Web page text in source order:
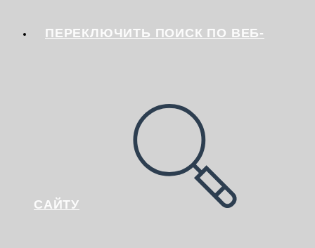
ПЕРЕКЛЮЧИТЬ ПОИСК ПО ВЕБ-
САЙТУ